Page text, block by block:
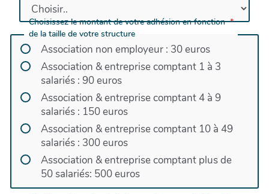
Choisissez le montant de votre adhésion en fonction
de la taille de votre structure
Association non employeur : 30 euros
Association & entreprise comptant 1 à 3
salariés : 90 euros
Association & entreprise comptant 4 à 9
salariés : 150 euros
Association & entreprise comptant 10 à 49
salariés : 300 euros
Association & entreprise comptant plus de
50 salariés: 500 euros